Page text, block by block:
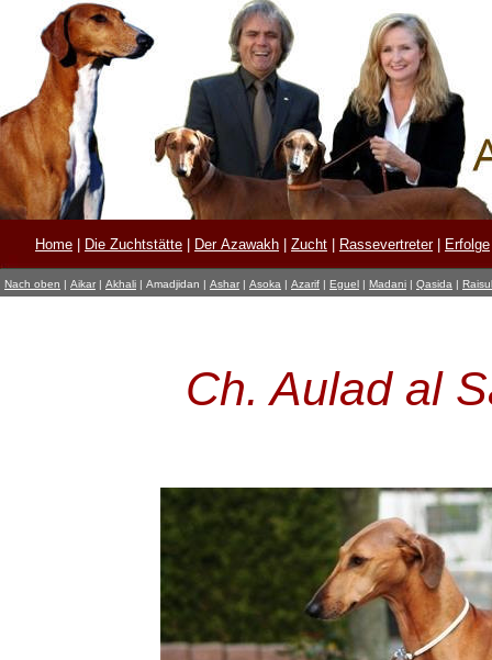
Home Die Zuchtstätte Der Azawakh Zucht Rassevertreter| Erfolge
Nach oben | Aikar | Akhali | Amadjidan | Ashar | Asoka | Azarif | Eguel | Madani | Qasida |
Ch. Aulad al